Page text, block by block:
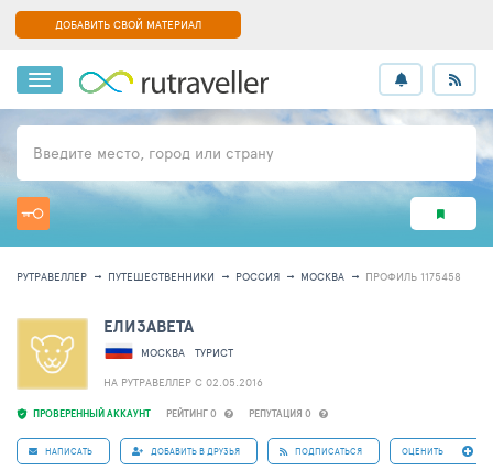
ДОБАВИТЬ СВОЙ МАТЕРИАЛ
Введите место, город или страну
РУТРАВЕЛЛЕР ПУТЕШЕСТВЕННИКИ РОССИЯ МОСКВА ПРОФИЛЬ 1175458
ПРОВЕРЕННЫЙ АККАУНТ РЕЙТИНГ 0 РЕПУТАЦИЯ 0
ЕЛИЗАВЕТА
МОСКВА
ТУРИСТ
НА РУТРАВЕЛЛЕР C 02.05.2016
НАПИСАТЬ ДОБАВИТЬ В ДРУЗЬЯ ПОДПИСАТЬСЯ ОЦЕНИТЬ